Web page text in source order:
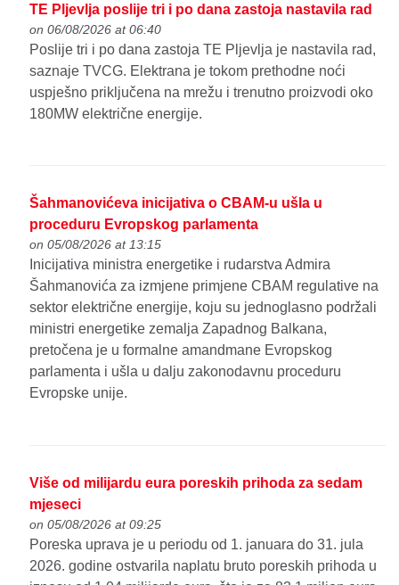
TE Pljevlja poslije tri i po dana zastoja nastavila rad
on 06/08/2026 at 06:40
Poslije tri i po dana zastoja TE Pljevlja je nastavila rad,
saznaje TVCG. Elektrana je tokom prethodne noći
uspješno priključena na mrežu i trenutno proizvodi oko
180MW električne energije.
Šahmanovićeva inicijativa o CBAM-u ušla u
proceduru Evropskog parlamenta
on 05/08/2026 at 13:15
Inicijativa ministra energetike i rudarstva Admira
Šahmanovića za izmjene primjene CBAM regulative na
sektor električne energije, koju su jednoglasno podržali
ministri energetike zemalja Zapadnog Balkana,
pretočena je u formalne amandmane Evropskog
parlamenta i ušla u dalju zakonodavnu proceduru
Evropske unije.
Više od milijardu eura poreskih prihoda za sedam
mjeseci
on 05/08/2026 at 09:25
Poreska uprava je u periodu od 1. januara do 31. jula
2026. godine ostvarila naplatu bruto poreskih prihoda u